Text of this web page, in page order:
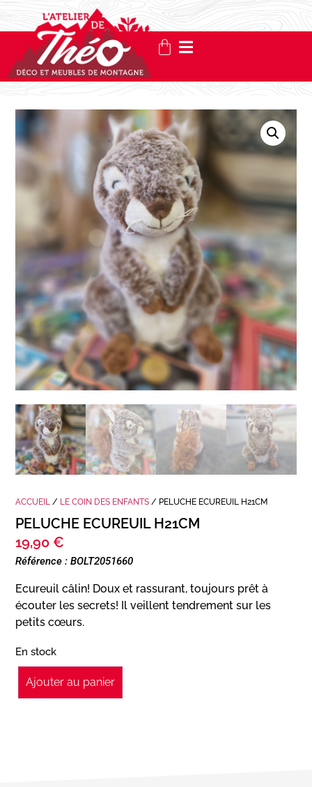
ACCUEIL / LE COIN DES ENFANTS / PELUCHE ECUREUIL H21CM
PELUCHE ECUREUIL H21CM
19,90 €
Référence : BOLT2051660
Ecureuil câlin! Doux et rassurant, toujours prêt à
écouter les secrets! Il veillent tendrement sur les
petits cœurs.
En stock
Ajouter au panier